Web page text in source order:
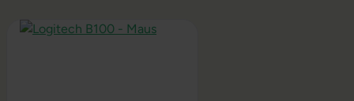
Produktgalerie überspringen